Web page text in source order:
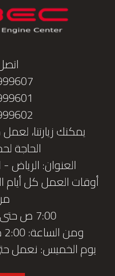
يمكنك زيارتنا،
الحاجة
العنوان: الرياض
أوقات العمل كل أيام
7:00 ص حتى 12:00 ظهراً
ومن الساعة: 2:00 م حتى 7:00 مساءاً.
يوم الخميس: نعمل حتى